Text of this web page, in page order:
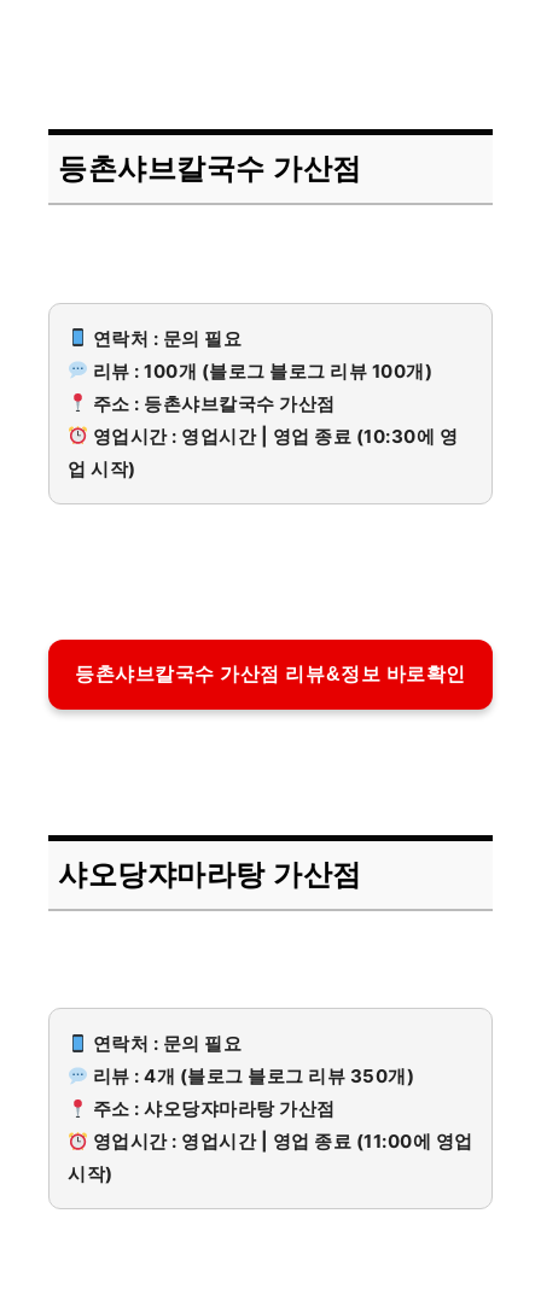
등촌샤브칼국수 가산점
연락처 : 문의 필요
리뷰 : 100개 (블로그 블로그 리뷰 100개)
주소 : 등촌샤브칼국수 가산점
영업시간 : 영업시간 | 영업 종료 (10:30에 영
업 시작)
등촌샤브칼국수 가산점 리뷰&정보 바로확인
샤오당쟈마라탕 가산점
연락처 : 문의 필요
리뷰 : 4개 (블로그 블로그 리뷰 350개)
주소 : 샤오당쟈마라탕 가산점
영업시간 : 영업시간 | 영업 종료 (11:00에 영업
시작)